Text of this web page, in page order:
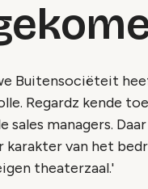
Buitensociëteit
Regardz kende
sales managers.
karakter van het
theaterzaal.'